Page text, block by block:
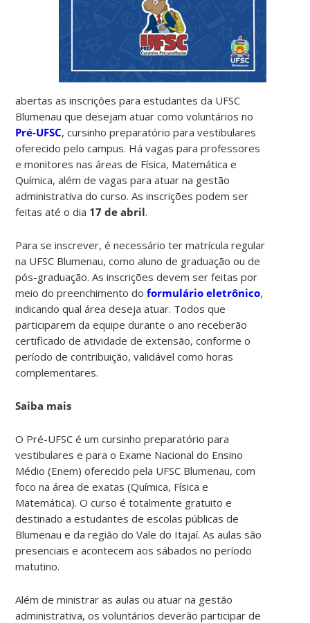
abertas as inscrições para estudantes da UFSC
Blumenau que desejam atuar como voluntários no
Pré-UFSC, cursinho preparatório para vestibulares
oferecido pelo campus. Há vagas para professores
e monitores nas áreas de Física, Matemática e
Química, além de vagas para atuar na gestão
administrativa do curso. As inscrições podem ser
feitas até o dia 17 de abril.
Para se inscrever, é necessário ter matrícula regular
na UFSC Blumenau, como aluno de graduação ou de
pós-graduação. As inscrições devem ser feitas por
meio do preenchimento doformulário eletrônico,
indicando qual área deseja atuar. Todos que
participarem da equipe durante o ano receberão
certificado de atividade de extensão, conforme o
período de contribuição, validável como horas
complementares.
Saiba mais
O Pré-UFSC é um cursinho preparatório para
vestibulares e para o Exame Nacional do Ensino
Médio (Enem) oferecido pela UFSC Blumenau, com
foco na área de exatas (Química, Física e
Matemática). O curso é totalmente gratuito e
destinado a estudantes de escolas públicas de
Blumenau e da região do Vale do Itajaí. As aulas são
presenciais e acontecem aos sábados no período
matutino.
Além de ministrar as aulas ou atuar na gestão
administrativa, os voluntários deverão participar de